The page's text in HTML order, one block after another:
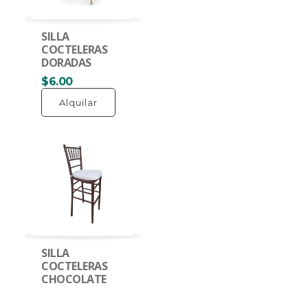
SILLA
COCTELERAS
DORADAS
$6.00
Alquilar
SILLA
COCTELERAS
CHOCOLATE